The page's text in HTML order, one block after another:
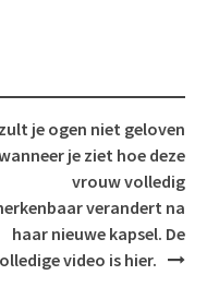
je ogen niet geloven
je ziet hoe deze
vrouw volledig
verandert na
haar nieuwe kapsel. De
video is hier.